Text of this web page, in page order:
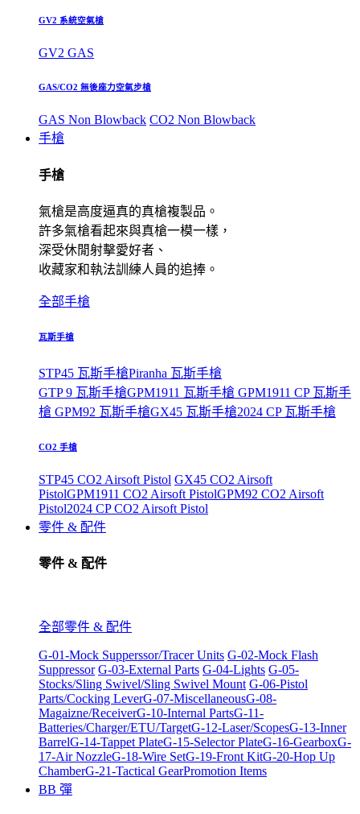
GV2 系統空氣槍
GV2 GAS
GAS/CO2 無後座力空氣步槍
GAS Non Blowback CO2 Non Blowback
手槍
手槍
氣槍是高度逼真的真槍複製品。
許多氣槍看起來與真槍一模一樣，
深受休閒射擊愛好者、
收藏家和執法訓練人員的追捧。
全部手槍
瓦斯手槍
STP45 瓦斯手槍Piranha 瓦斯手槍
GTP 9 瓦斯手槍GPM1911 瓦斯手槍 GPM1911 CP 瓦斯手
槍 GPM92 瓦斯手槍GX45 瓦斯手槍2024 CP 瓦斯手槍
CO2 手槍
STP45 CO2 Airsoft Pistol GX45 CO2 Airsoft
PistolGPM1911 CO2 Airsoft PistolGPM92 CO2 Airsoft
Pistol2024 CP CO2 Airsoft Pistol
零件 & 配件
零件 & 配件
全部零件 & 配件
G-01-Mock Supperssor/Tracer Units G-02-Mock Flash
Suppressor G-03-External Parts G-04-Lights G-05-
Stocks/Sling Swivel/Sling Swivel Mount G-06-Pistol
Parts/Cocking LeverG-07-MiscellaneousG-08-
Magaizne/ReceiverG-10-Internal PartsG-11-
Batteries/Charger/ETU/TargetG-12-Laser/ScopesG-13-Inner
BarrelG-14-Tappet PlateG-15-Selector PlateG-16-GearboxG-
17-Air NozzleG-18-Wire SetG-19-Front KitG-20-Hop Up
ChamberG-21-Tactical GearPromotion Items
BB 彈